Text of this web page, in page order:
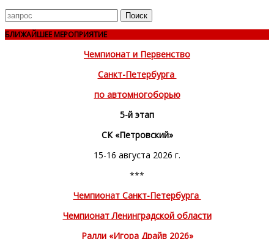
Поиск
для
БЛИЖАЙШЕЕ МЕРОПРИЯТИЕ
Чемпионат и Первенство
Санкт-Петербурга
по автомногоборью
5-й этап
СК «Петровский»
15-16 августа 2026 г.
***
Чемпионат Санкт-Петербурга
Чемпионат Ленинградской области
Ралли «Игора Драйв 2026»